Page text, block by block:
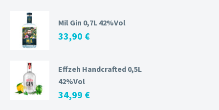
Mil Gin 0,7L 42%Vol
33,90 €
Effzeh Handcrafted 0,5L
42%Vol
34,99 €